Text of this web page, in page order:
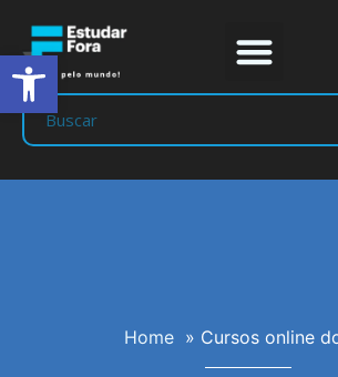
Home » Cursos online
Abrir a barra de ferramentas